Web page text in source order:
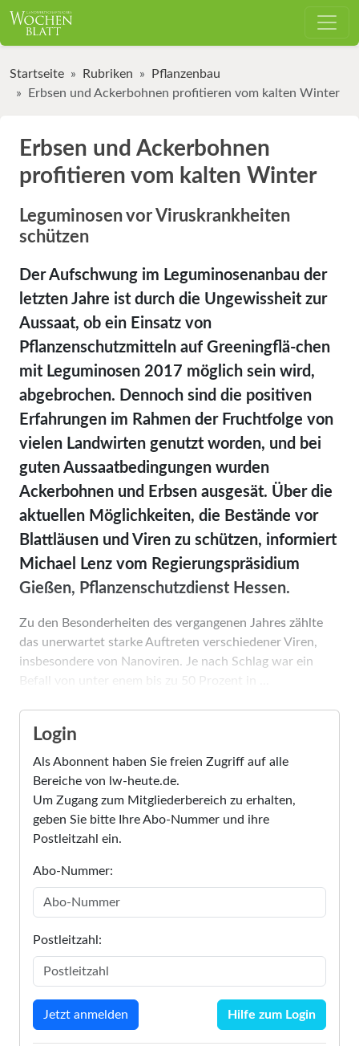
Startseite Rubriken
Pflanzenbau
Erbsen und Ackerbohnen profitieren vom kalten Winter
Erbsen und Ackerbohnen
profitieren vom kalten Winter
Leguminosen vor Viruskrankheiten
schützen
Der Aufschwung im Leguminosenanbau der
letzten Jahre ist durch die Ungewissheit zur
Aussaat, ob ein Einsatz von
Pflanzenschutzmitteln auf Greeningflä­-chen
mit Leguminosen 2017 möglich sein wird,
abgebrochen. Dennoch sind die positiven
Erfahrungen im Rahmen der Fruchtfolge von
vielen Landwirten genutzt worden, und bei
guten Aussaatbedingungen wurden
Ackerbohnen und Erbsen ausgesät. Über die
aktuellen Möglichkeiten, die Bestände vor
Blattläu­sen und Viren zu schützen, informiert
Michael Lenz vom Regierungspräsidium
Gießen, Pflanzenschutzdienst Hessen.
Zu den Besonderheiten des vergangenen Jahres zählte
das unerwartet starke Auftreten verschiedener Viren,
insbesondere von Nanoviren. Je nach Schlag war ein
Befall von unter enem bis zu 50 Prozent in ...
Login
Als Abonnent haben Sie freien Zugriff auf alle
Bereiche von lw-heute.de.
Um Zugang zum Mitgliederbereich zu erhalten,
geben Sie bitte Ihre Abo-Nummer und ihre
Postleitzahl ein.
Abo-Nummer:
Postleitzahl:
Hilfe zum Login